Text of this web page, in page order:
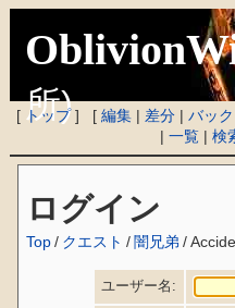
所)
[ トップ] [編集 | 差分 |バッ
|一覧 |検
ログイン
Top / クエスト /闇兄弟 /
ユーザー名: